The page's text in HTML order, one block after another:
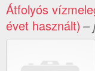
Átfolyós
évet használt) –